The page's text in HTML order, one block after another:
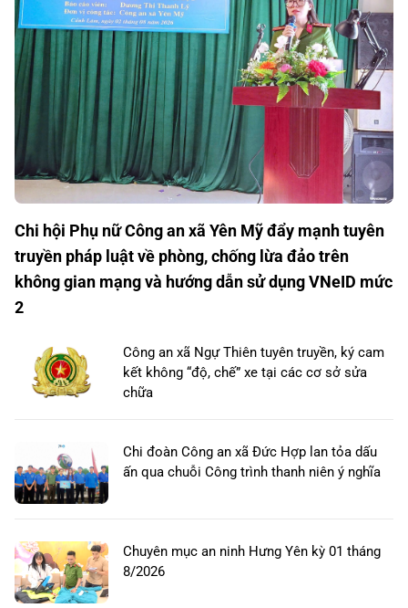
Chi hội Phụ nữ Công an xã Yên Mỹ đẩy mạnh tuyên
truyền pháp luật về phòng, chống lừa đảo trên
không gian mạng và hướng dẫn sử dụng VNeID mức
2
Công an xã Ngự Thiên tuyên truyền, ký cam
kết không “độ, chế” xe tại các cơ sở sửa
chữa
Chi đoàn Công an xã Đức Hợp lan tỏa dấu
ấn qua chuỗi Công trình thanh niên ý nghĩa
Chuyên mục an ninh Hưng Yên kỳ 01 tháng
8/2026